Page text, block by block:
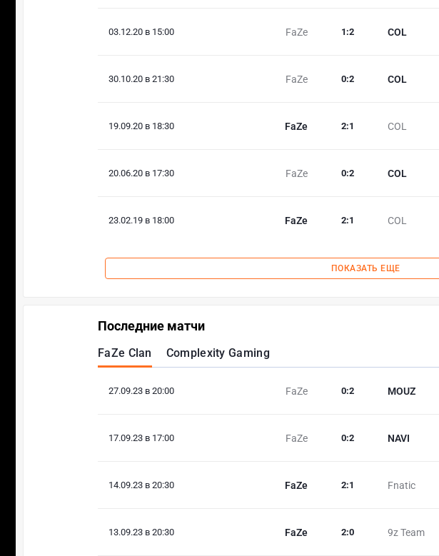
03.12.20 в 15:00 FaZe COL
1 :2
30.10.20 в 21:30 FaZe COL
0:2
19.09.20 в 18:30 FaZe COL
2:1
20.06.20 в 17:30 FaZe COL
0:2
23.02.19 в 18:00 FaZe COL
2:1
ПОКАЗАТЬ ЕЩЕ
Последние матчи
FaZe Clan Complexity Gaming
27.09.23 в 20:00 FaZe MOUZ
0:2
17.09.23 в 17:00 FaZe NAVI
0:2
14.09.23 в 20:30 FaZe Fnatic
2:1
13.09.23 в 20:30 FaZe 9z Team
2:0